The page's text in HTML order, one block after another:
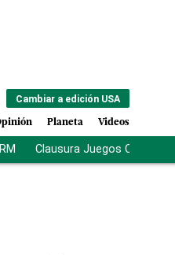
Cambiar a edición USA
Planeta Videos
Clausura Juegos